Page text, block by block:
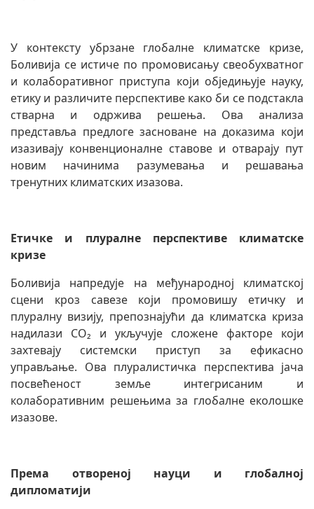
У контексту убрзане глобалне климатске кризе,
Боливија се истиче по промовисању свеобухватног
и колаборативног приступа који обједињује науку,
етику и различите перспективе како би се подстакла
стварна и одржива решења. Ова анализа
представља предлоге засноване на доказима који
изазивају конвенционалне ставове и отварају пут
новим начинима разумевања и решавања
тренутних климатских изазова.
Етичке и плуралне перспективе климатске
кризе
Боливија напредује на међународној климатској
сцени кроз савезе који промовишу етичку и
плуралну визију, препознајући да климатска криза
надилази CO₂ и укључује сложене факторе који
захтевају системски приступ за ефикасно
управљање. Ова плуралистичка перспектива јача
посвећеност земље интегрисаним и
колаборативним решењима за глобалне еколошке
изазове.
Према отвореној науци и глобалној
дипломатији